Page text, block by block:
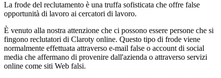
La frode del reclutamento è una truffa sofisticata che offre false
opportunità di lavoro ai cercatori di lavoro.
È venuto alla nostra attenzione che ci possono essere persone che si
fingono reclutatori di Claroty online. Questo tipo di frode viene
normalmente effettuata attraverso e-mail false o account di social
media che affermano di provenire dall'azienda o attraverso servizi
online come siti Web falsi.